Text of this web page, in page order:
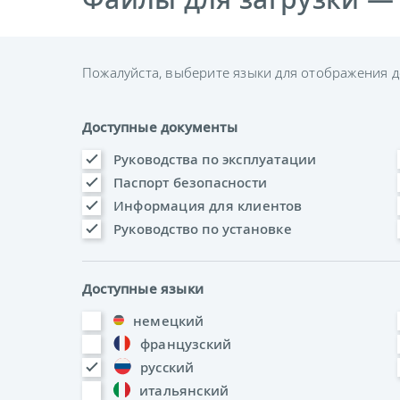
Пожалуйста, выберите языки для отображения
Доступные документы
Руководства по эксплуатации
Паспорт безопасности
Информация для клиентов
Руководство по установке
Доступные языки
немецкий
французский
русский
итальянский